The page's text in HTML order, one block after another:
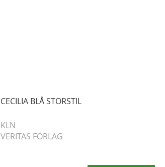
CECILIA BLÅ STORSTIL
KLN
VERITAS FÖRLAG